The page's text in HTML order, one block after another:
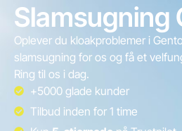
Slamsugning
Oplever du kloakproblemer i
slamsugning for os og få et
Ring til os i dag.
+5000 glade kunder
Tilbud inden for 1 time